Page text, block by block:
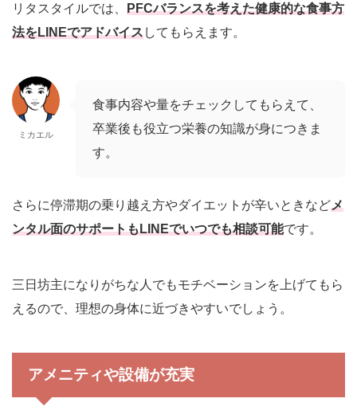
リタスタイルでは、 PFCバランスを考えた健康的な食事方
法をLINEでアドバイスしてもらえます。
ミカエル
食事内容や量をチェックしてもらえて、
卒業後も役立つ栄養の知識が身につきま
す。
さらに停滞期の乗り越え方やダイエットが辛いときなどメ
ンタル面のサポートもLINEでいつでも相談可能です。
三日坊主になりがちな人でもモチベーションを上げてもら
えるので、理想の身体に近づきやすいでしょう。
アメニティや設備が充実